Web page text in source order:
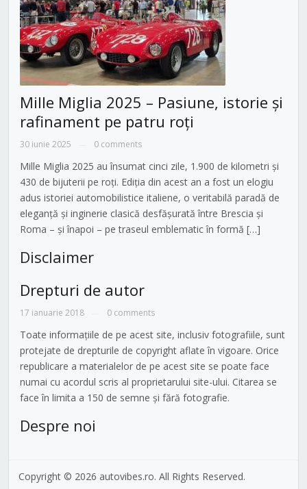
Mille Miglia 2025 – Pasiune, istorie și
rafinament pe patru roți
30 iunie 2025 0 comments
Mille Miglia 2025 au însumat cinci zile, 1.900 de kilometri și
430 de bijuterii pe roți. Ediția din acest an a fost un elogiu
adus istoriei automobilistice italiene, o veritabilă paradă de
eleganță și inginerie clasică desfășurată între Brescia și
Roma – și înapoi – pe traseul emblematic în formă […]
Disclaimer
Drepturi de autor
17 ianuarie 2018 0 comments
Toate informațiile de pe acest site, inclusiv fotografiile, sunt
protejate de drepturile de copyright aflate în vigoare. Orice
republicare a materialelor de pe acest site se poate face
numai cu acordul scris al proprietarului site-ului. Citarea se
face în limita a 150 de semne și fără fotografie.
Despre noi
Copyright © 2026 autovibes.ro. All Rights Reserved.